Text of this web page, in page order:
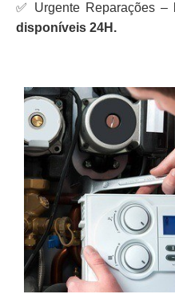
✅ Urgente Reparações –
disponíveis 24H.